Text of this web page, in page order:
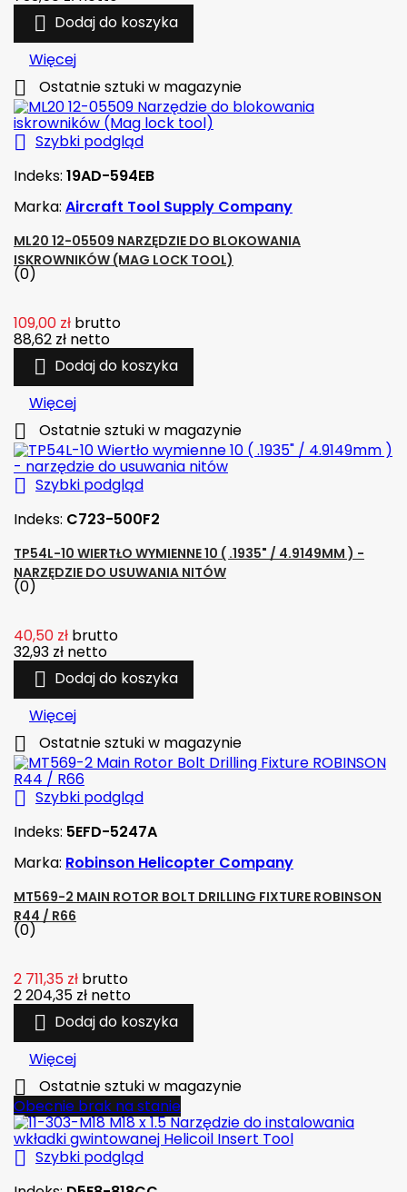
 Dodaj do koszyka
Więcej
 Ostatnie sztuki w magazynie
 Szybki podgląd
Indeks: 19AD-594EB
Marka: Aircraft Tool Supply Company
ML20 12-05509 NARZĘDZIE DO BLOKOWANIA
ISKROWNIKÓW (MAG LOCK TOOL)
(0)
109,00 zł brutto
88,62 zł netto
 Dodaj do koszyka
Więcej
 Ostatnie sztuki w magazynie
 Szybki podgląd
Indeks: C723-500F2
TP54L-10 WIERTŁO WYMIENNE 10 ( .1935" / 4.9149MM ) -
NARZĘDZIE DO USUWANIA NITÓW
(0)
40,50 zł brutto
32,93 zł netto
 Dodaj do koszyka
Więcej
 Ostatnie sztuki w magazynie
 Szybki podgląd
Indeks: 5EFD-5247A
Marka: Robinson Helicopter Company
MT569-2 MAIN ROTOR BOLT DRILLING FIXTURE ROBINSON
R44 / R66
(0)
2 711,35 zł brutto
2 204,35 zł netto
 Dodaj do koszyka
Więcej

Ostatnie sztuki w magazynie
Obecnie brak na stanie
 Szybki podgląd